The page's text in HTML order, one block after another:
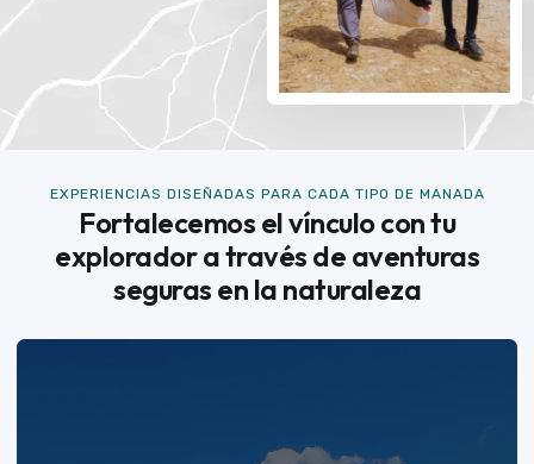
EXPERIENCIAS DISEÑADAS PARA CADA TIPO DE MANADA
Fortalecemos el vínculo con tu
explorador a través de aventuras
seguras en la naturaleza